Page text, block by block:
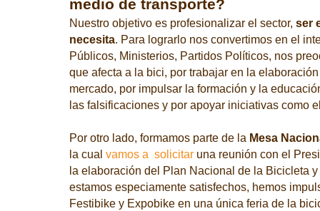
medio de transporte?
Nuestro objetivo es profesionalizar el sector, ser
necesita. Para lograrlo nos convertimos en el
Públicos, Ministerios, Partidos Políticos, nos
que afecta a la bici, por trabajar en la
mercado, por impulsar la formación y la
las falsificaciones y por apoyar iniciativas como
Por otro lado, formamos parte de la Mesa
la cual vamos a solicitar una reunión con el
la elaboración del Plan Nacional de la Bicicleta
estamos especiamente satisfechos, hemos
Festibike y Expobike en una única feria de la